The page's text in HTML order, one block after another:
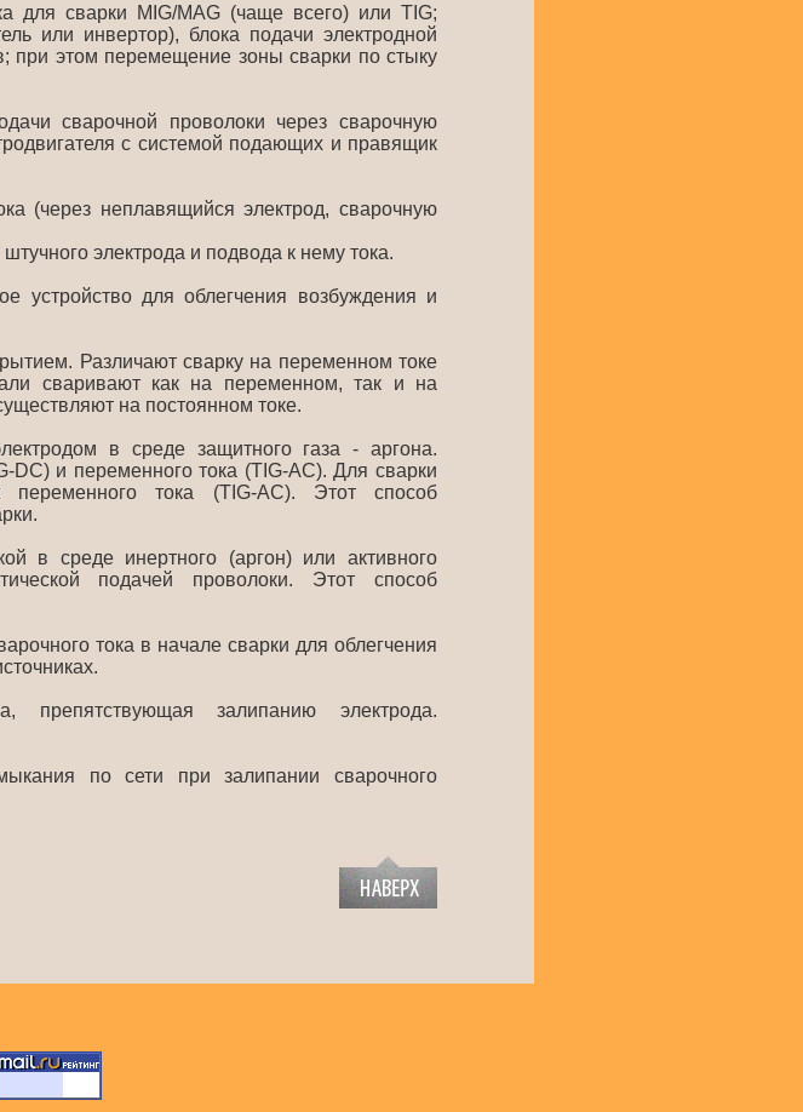
для сварки MIG/MAG (чаще всего) или TIG;
или инвертор), блока подачи электродной
при этом перемещение зоны сварки по стыку
сварочной проволоки через сварочную
с системой подающих и правящик
(через неплавящийся электрод, сварочную
электрода и подвода к нему тока.
устройство для облегчения возбуждения и
Различают сварку на переменном токе
сваривают как на переменном, так и на
на постоянном токе.
в среде защитного газа - аргона.
DC) и переменного тока (TIG-AC). Для сварки
переменного тока (TIG-AC). Этот способ
в среде инертного (аргон) или активного
подачей проволоки. Этот способ
тока в начале сварки для облегчения
залипанию электрода.
по сети при залипании сварочного